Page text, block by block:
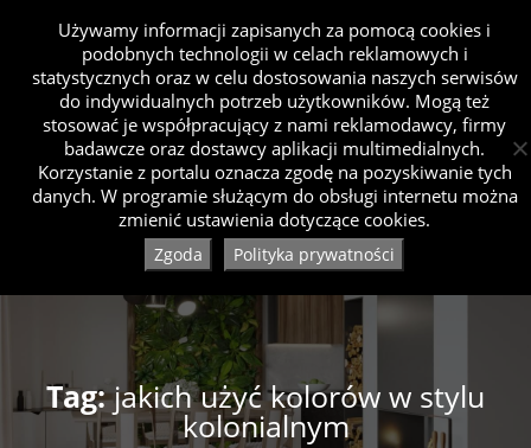
Tag:jakich użyć kolorów w stylu
kolonialnym
Używamy informacji zapisanych za pomocą cookies i
podobnych technologii w celach reklamowych i
statystycznych oraz w celu dostosowania naszych serwisów
do indywidualnych potrzeb użytkowników. Mogą też
stosować je współpracujący z nami reklamodawcy, firmy
badawcze oraz dostawcy aplikacji multimedialnych.
Korzystanie z portalu oznacza zgodę na pozyskiwanie tych
danych. W programie służącym do obsługi internetu można
zmienić ustawienia dotyczące cookies.
Zgoda Polityka prywatności